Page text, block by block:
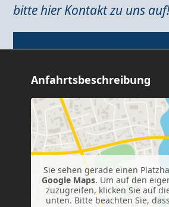
bitte hier Kontakt zu uns
Anfahrtsbeschreibung
Sie sehen gerade einen
Google Maps. Um auf den
zuzugreifen, klicken Sie auf
unten. Bitte beachten Sie,